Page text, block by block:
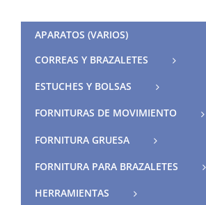
APARATOS (VARIOS)
CORREAS Y BRAZALETES
ESTUCHES Y BOLSAS
FORNITURAS DE MOVIMIENTO
FORNITURA GRUESA
FORNITURA PARA BRAZALETES
HERRAMIENTAS